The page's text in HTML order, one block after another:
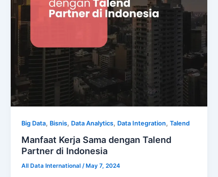
Big Data, Bisnis, Data Analytics, Data Integration,Talend
Manfaat Kerja Sama dengan Talend
Partner di Indonesia
All Data International/ May 7, 2024